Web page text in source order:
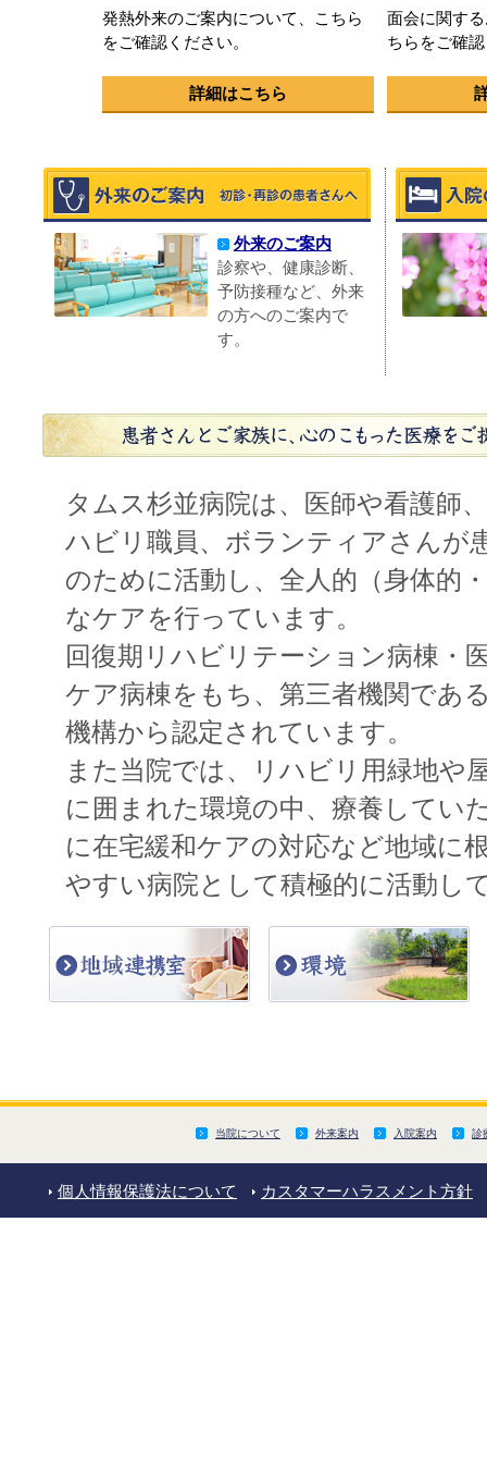
発熱外来のご案内について、こちら
をご確認ください。
詳細はこちら
面会に関す
ちらをご確
外来のご案内
診察や、健康診断、
予防接種など、外来
の方へのご案内で
す。
タムス杉並病院は、医師や看護師
ハビリ職員、ボランティアさんが
のために活動し、全人的（身体的
なケアを行っています。
回復期リハビリテーション病棟・
ケア病棟をもち、第三者機関であ
機構から認定されています。
また当院では、リハビリ用緑地や
に囲まれた環境の中、療養してい
に在宅緩和ケアの対応など地域に
やすい病院として積極的に活動し
当院について 外来案内 入院案内 診
個人情報保護法について カスタマーハラスメント方針